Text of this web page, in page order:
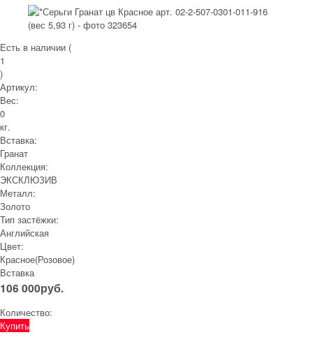
Есть в наличии (
1
)
Артикул:
Вес:
0
кг.
Вставка:
Гранат
Коллекция:
ЭКСКЛЮЗИВ
Металл:
Золото
Тип застёжки:
Английская
Цвет:
Красное(Розовое)
Вставка
106 000руб.
Количество:
Купить